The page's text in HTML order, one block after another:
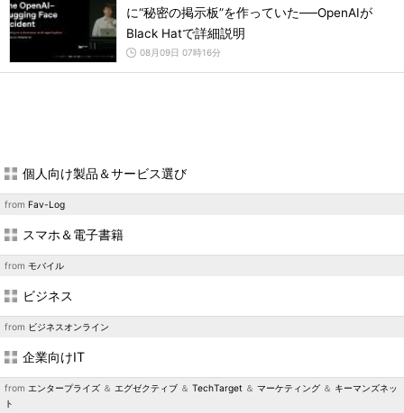
に“秘密の掲示板”を作っていた──OpenAIが
Black Hatで詳細説明
08月09日 07時16分
個人向け製品＆サービス選び
from Fav-Log
スマホ＆電子書籍
from モバイル
ビジネス
from ビジネスオンライン
企業向けIT
from エンタープライズ ＆ エグゼクティブ ＆ TechTarget ＆ マーケティング ＆ キーマンズネッ
ト